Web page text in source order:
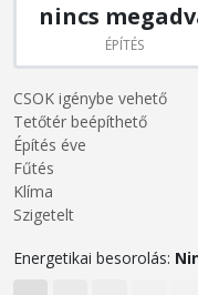
nincs
ÉPÍTÉS
CSOK igénybe vehető
Tetőtér beépíthető
Építés éve
Fűtés
Klíma
Szigetelt
Energetikai besorolás: